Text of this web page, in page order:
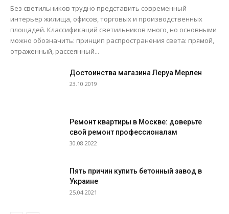
Без светильников трудно представить современный
интерьер жилища, офисов, торговых и производственных
площадей. Классификаций светильников много, но основными
можно обозначить: принцип распространения света: прямой,
отраженный, рассеянный...
Достоинства магазина Леруа Мерлен
23.10.2019
Ремонт квартиры в Москве: доверьте
свой ремонт профессионалам
30.08.2022
Пять причин купить бетонный завод в
Украине
25.04.2021